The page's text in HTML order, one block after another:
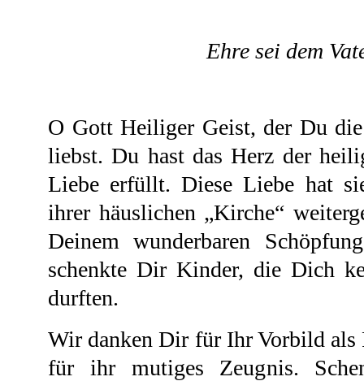
Ehre sei dem
O Gott Heiliger Geist, der Du
liebst. Du hast das Herz der
Liebe erfüllt. Diese Liebe hat
ihrer häuslichen „Kirche“
Deinem wunderbaren
schenkte Dir Kinder, die Dich
durften.
Wir danken Dir für Ihr Vorbild als
für ihr mutiges Zeugnis.